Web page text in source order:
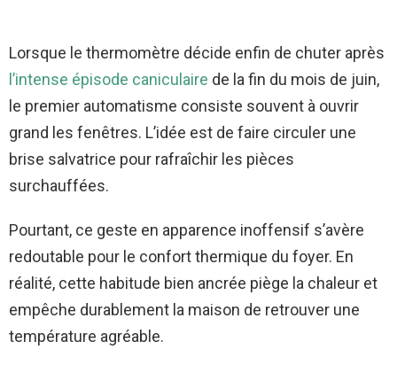
Lorsque le thermomètre décide enfin de chuter après
l’intense épisode caniculaire de la fin du mois de juin,
le premier automatisme consiste souvent à ouvrir
grand les fenêtres. L’idée est de faire circuler une
brise salvatrice pour rafraîchir les pièces
surchauffées.
Pourtant, ce geste en apparence inoffensif s’avère
redoutable pour le confort thermique du foyer. En
réalité, cette habitude bien ancrée piège la chaleur et
empêche durablement la maison de retrouver une
température agréable.